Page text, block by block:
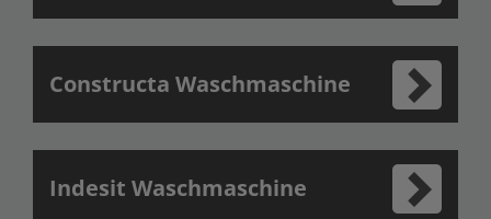
Constructa Waschmaschine
Indesit Waschmaschine